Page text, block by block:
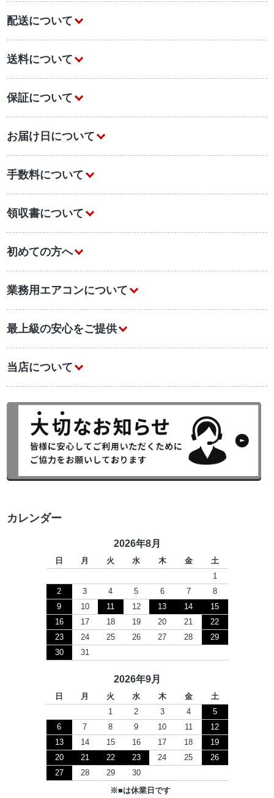
配送について
送料について
保証について
お届け日について
手数料について
領収書について
初めての方へ
業務用エアコンについて
最上級の安心をご提供
当店について
カレンダー
2026年8月
日 月 火 水 木 金
土
1
2
3 4 5 6 7
8
9
10 11 12 13 14
15
16
17 18 19 20 21
22
23
24 25 26 27 28
29
30
31
2026年9月
日 月 火 水 木 金
土
1
2 3 4
5
6
7 8 9 10 11
12
13
14 15 16 17 18
19
20
21 22 23 24 25
26
27
28 29 30
※■は休業日です